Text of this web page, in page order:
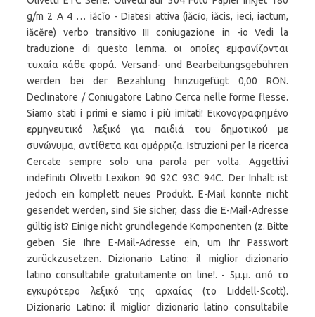
g/m 2 A 4 … iăcĭo - Diatesi attiva (iăcĭo, iăcis, ieci, iactum,
iăcĕre) verbo transitivo III coniugazione in -io Vedi la
traduzione di questo lemma. οι οποίες εμφανίζονται
τυχαία κάθε φορά. Versand- und Bearbeitungsgebühren
werden bei der Bezahlung hinzugefügt 0,00 RON.
Declinatore / Coniugatore Latino Cerca nelle forme flesse.
Siamo stati i primi e siamo i più imitati! Εικονογραφημένο
ερμηνευτικό λεξικό για παιδιά του δημοτικού με
συνώνυμα, αντίθετα και ομόρριζα. Istruzioni per la ricerca
Cercate sempre solo una parola per volta. Aggettivi
indefiniti Olivetti Lexikon 90 92C 93C 94C. Der Inhalt ist
jedoch ein komplett neues Produkt. E-Mail konnte nicht
gesendet werden, sind Sie sicher, dass die E-Mail-Adresse
gültig ist? Einige nicht grundlegende Komponenten (z. Bitte
geben Sie Ihre E-Mail-Adresse ein, um Ihr Passwort
zurückzusetzen. Dizionario Latino: il miglior dizionario
latino consultabile gratuitamente on line!. - 5μ.μ. από το
εγκυρότερο λεξικό της αρχαίας (το Liddell-Scott).
Dizionario Latino: il miglior dizionario latino consultabile